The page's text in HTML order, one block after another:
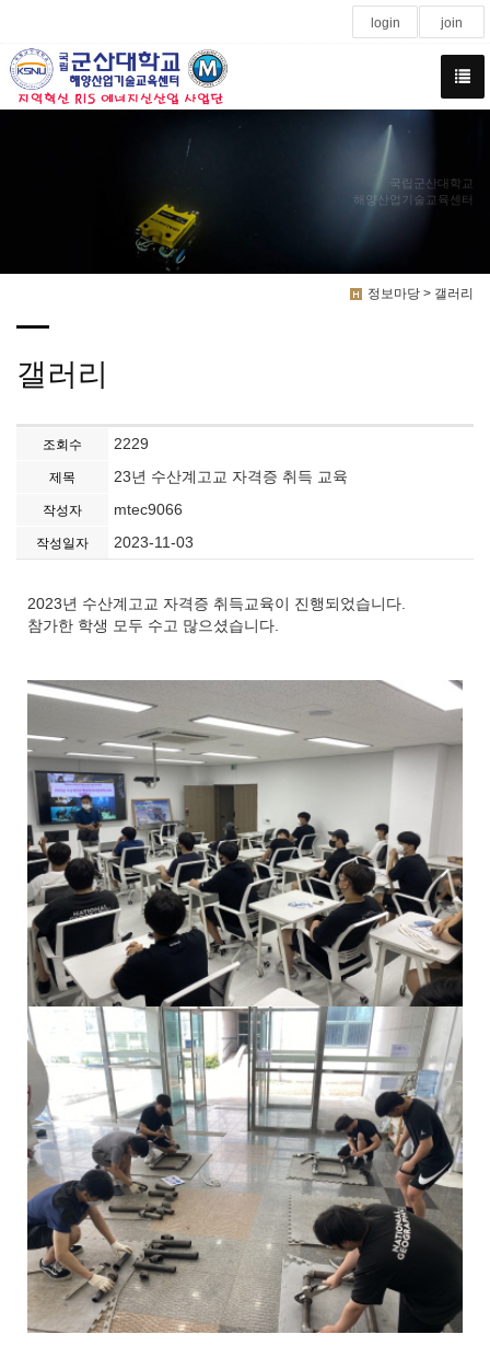
login join
국립군산대학교
해양산업기술교육센터
정보마당 > 갤러리
갤러리
조회수 2229
제목 23년 수산계고교 자격증 취득 교육
작성자 mtec9066
작성일자 2023-11-03
2023년 수산계고교 자격증 취득교육이 진행되었습니다.
참가한 학생 모두 수고 많으셨습니다.